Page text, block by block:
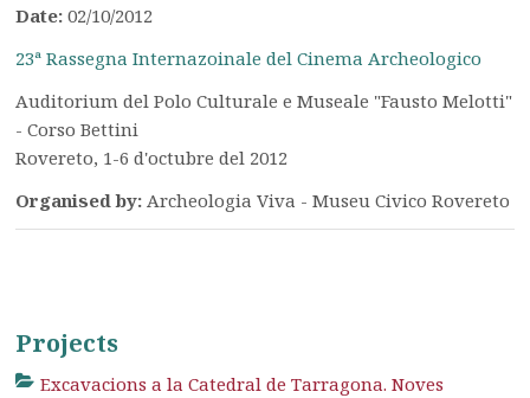
Date:02/10/2012
23ª Rassegna Internazoinale del Cinema Archeologico
Auditorium del Polo Culturale e Museale "Fausto Melotti"
- Corso Bettini
Rovereto, 1-6 d'octubre del 2012
Organised by:Archeologia Viva - Museu Civico Rovereto
Projects
Excavacions a la Catedral de Tarragona. Noves